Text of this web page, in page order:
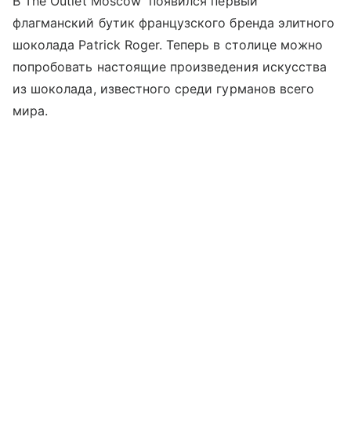
флагманский бутик французского бренда элитного
шоколада Patrick Roger. Теперь в столице можно
попробовать настоящие произведения искусства
из шоколада, известного среди гурманов всего
мира.